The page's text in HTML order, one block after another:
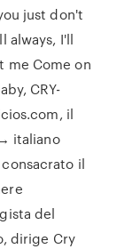
just don't
always, I'll
me Come on
CRY-
il
italiano
il
del
dirige Cry